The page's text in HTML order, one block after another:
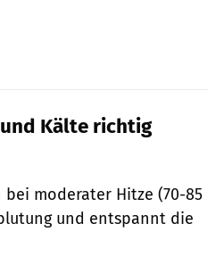
Kälte richtig
bei moderater Hitze (70-85
und entspannt die